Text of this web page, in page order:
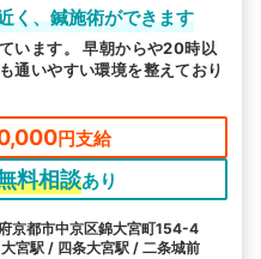
く、鍼施術ができます
います。 早朝からや20時以
通いやすい環境を整えており
円支給
料相談あり
京都市中京区錦大宮町154-4
宮駅 / 四条大宮駅 / 二条城前